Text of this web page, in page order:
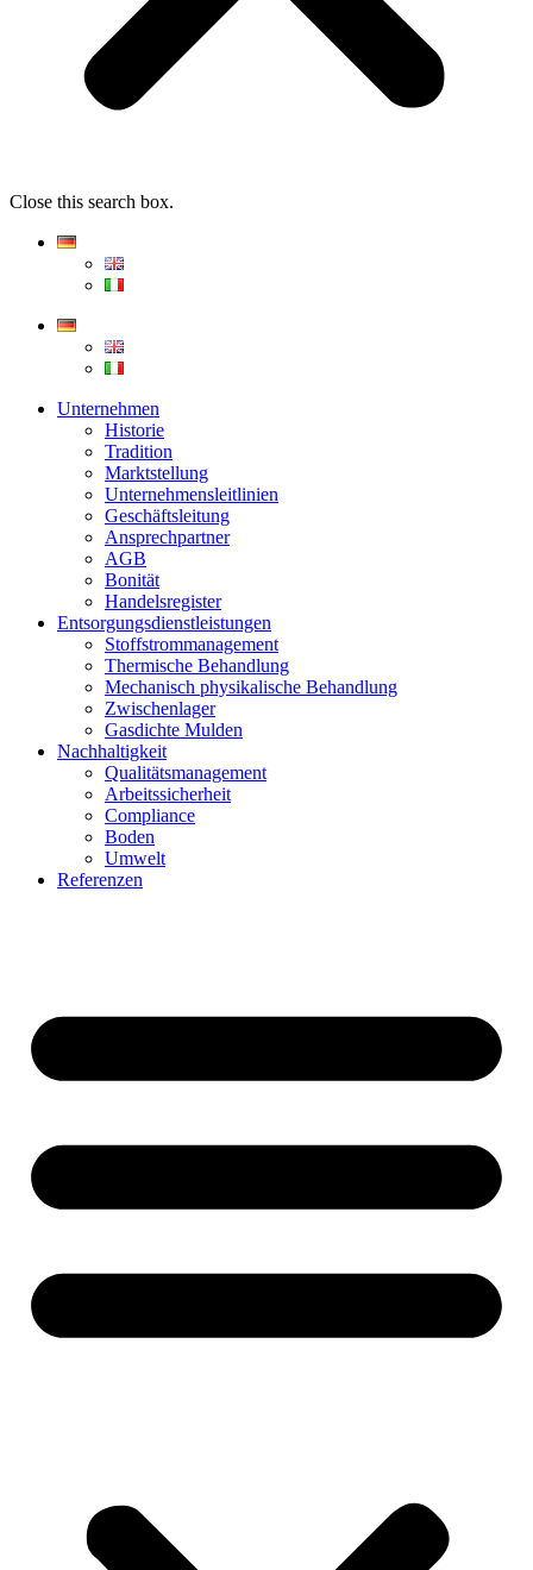
Close this search box.
Unternehmen
Historie
Tradition
Marktstellung
Unternehmensleitlinien
Geschäftsleitung
Ansprechpartner
AGB
Bonität
Handelsregister
Entsorgungsdienstleistungen
Stoffstrommanagement
Thermische Behandlung
Mechanisch physikalische Behandlung
Zwischenlager
Gasdichte Mulden
Nachhaltigkeit
Qualitätsmanagement
Arbeitssicherheit
Compliance
Boden
Umwelt
Referenzen